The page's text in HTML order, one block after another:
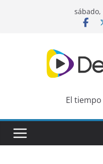
sábado,
El